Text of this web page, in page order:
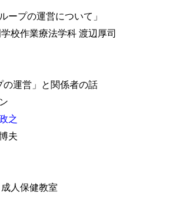
の運営について」
法学科 渡辺厚司
の運営」と関係者の話
之
保健教室